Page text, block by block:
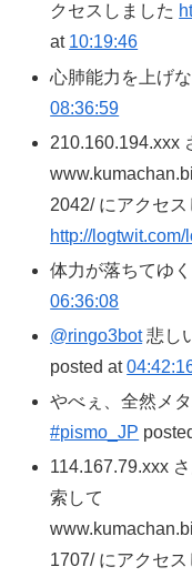
クセスしました
at 10:19:46
心肺能力を上げ
08:36:59
210.160.194.xxx
2042/ にアクセス
http://
体力が落ちてゆ
06:36:08
@ringo3bot悲し
posted at
やべぇ、全然メ
#pismo_JP
114.167.79.xxx
索して
1707/ にアクセス